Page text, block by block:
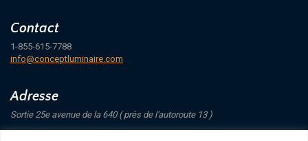
Contact
1-855-615-7788
info@conceptluminaire.com
Adresse
Sortie 25e avenue de la 640 ( près de l'autoroute 13 )